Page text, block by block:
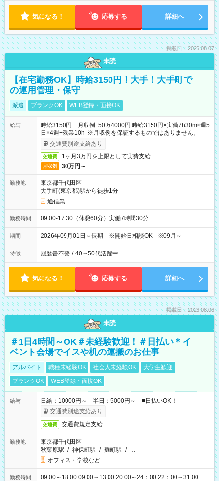
気になる！ 応募する 詳細へ
掲載日：2026.08.07
未読
【在宅勤務OK】時給3150円！大手！大手町で
の運用管理・保守
派遣 ブランクOK WEB登録・面接OK
給与
時給3150円 月収例 50万4000円 時給3150円×実働7h30m×週5
日×4週+残業10h ※月収例を保証するものではありません。
交通費別途支給あり
交通費 1ヶ月3万円を上限として実費支給
月収例 30万円～
勤務地
東京都千代田区
大手町(東京都)駅から徒歩1分
通信業
勤務時間 09:00-17:30（休憩60分）実働7時間30分
期間 2026年09月01日～長期 ※開始日相談OK ※09月～
特徴 履歴書不要 / 40～50代活躍中
気になる！ 応募する 詳細へ
掲載日：2026.08.06
未読
＃1日4時間～OK＃未経験歓迎！＃日払い＊イ
ベント会場でイスや机の運搬のお仕事
アルバイト 職種未経験OK 社会人未経験OK
大学生歓迎
ブランクOK
WEB登録・面接OK
給与
日給：10000円～ 半日：5000円～ ■日払いOK！
交通費別途支給あり
交通費 交通費規定支給
勤務地
東京都千代田区
秋葉原駅 / 神保町駅 / 麹町駅 / …
オフィス・学校など
勤務時間
09:00～18:00 09:00～13:00 20:00～24：00 22：00～31:00